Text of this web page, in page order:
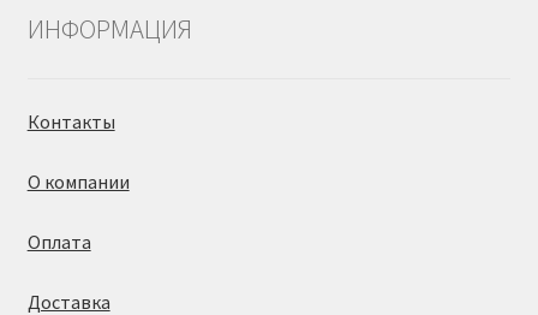
ИНФОРМАЦИЯ
Контакты
О компании
Оплата
Доставка